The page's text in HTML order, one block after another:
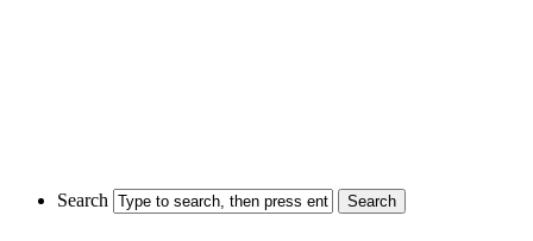
Search